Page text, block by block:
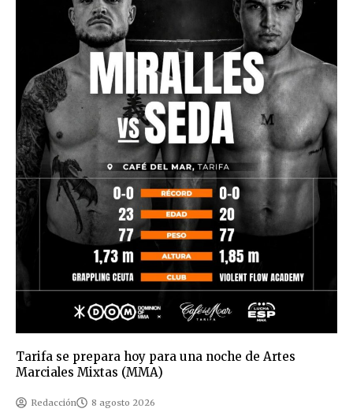
Tarifa se prepara hoy para una noche de Artes
Marciales Mixtas (MMA)
Redacción 8 agosto 2026